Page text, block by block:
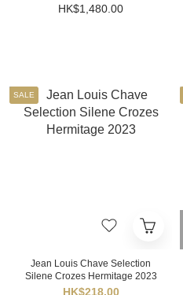
HK$1,480.00
SALE
Jean Louis Chave Selection
Silene Crozes Hermitage 2023
HK$218.00